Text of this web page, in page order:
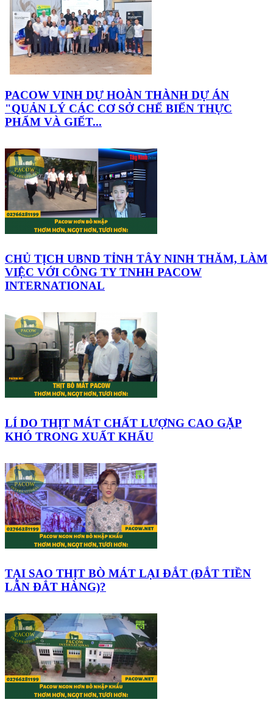
PACOW VINH DỰ HOÀN THÀNH DỰ ÁN
"QUẢN LÝ CÁC CƠ SỞ CHẾ BIẾN THỰC
PHẨM VÀ GIẾT...
CHỦ TỊCH UBND TỈNH TÂY NINH THĂM, LÀM
VIỆC VỚI CÔNG TY TNHH PACOW
INTERNATIONAL
LÍ DO THỊT MÁT CHẤT LƯỢNG CAO GẶP
KHÓ TRONG XUẤT KHẨU
TẠI SAO THỊT BÒ MÁT LẠI ĐẮT (ĐẮT TIỀN
LẪN ĐẮT HÀNG)?